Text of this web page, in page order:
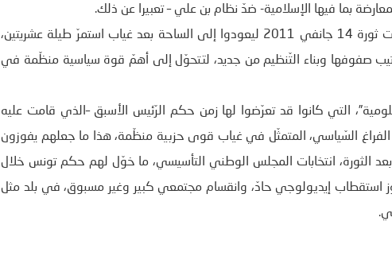
كما استفاد الإسلاميون، من “الحالة الثورية” التي تلت ثورة 14 جانفي 2011 ليعودوا إلى الساحة بعد غياب استمرّ طيلة عشريتين،
صفوفها وبناء التّنظيم من جديد، لتتحوّل إلى أهمّ قوة سياسية منظّمة في
التي كانوا قد تعرّضوا لها زمن حكم الرّئيس الأسبق –الذي قامت عليه
الفراغ السّياسي، المتمثّل في غياب قوى حزبية منظّمة، هذا ما جعلهم يفوزون
الثورة، انتخابات المجلس الوطني التأسيسي، ما خوّل لهم حكم تونس خلال
فترة تميّزت ببروز استقطاب إيديولوجي حادّ، وانقسام مجتمعي كبير وغير مسبوق، في بلد مثل